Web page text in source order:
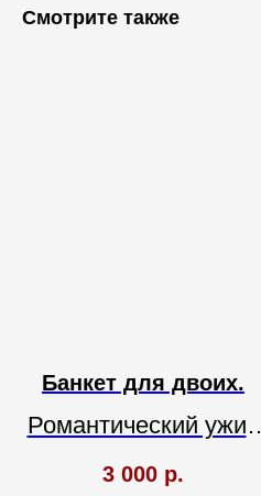
Смотрите также
Банкет для двоих.
Романтический ужин
в ресторане "Слон"
3 000 р.